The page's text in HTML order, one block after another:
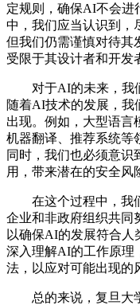
定规则，确保AI不会进
中，我们应当认识到，
但我们仍需谨慎对待其
受限于其设计者和开发
对于AI的未来，我们
随着AI技术的发展，我
出现。例如，大型语言
机器翻译、推荐系统等
同时，我们也必须意识
用，带来潜在的安全风
在这个过程中，我们
企业和非政府组织共同
以确保AI的发展符合人
深入理解AI的工作原理
法，以应对可能出现的
总的来说，复旦大学